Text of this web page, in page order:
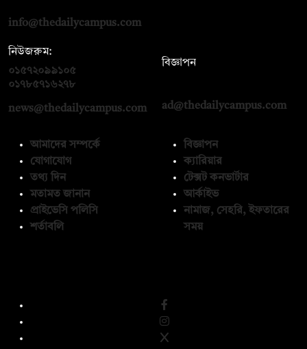
info@thedailycampus.com
নিউজরুম:
০১৫৭২০৯৯১০৫
০১৭৮৫৭১৬২৭৮
news@thedailycampus.com
বিজ্ঞাপন
ad@thedailycampus.com
আমাদের সম্পর্কে
যোগাযোগ
তথ্য দিন
মতামত জানান
প্রাইভেসি পলিসি
শর্তাবলি
বিজ্ঞাপন
ক্যারিয়ার
টেক্সট কনভার্টার
আর্কাইভ
নামাজ, সেহরি, ইফতারের
সময়